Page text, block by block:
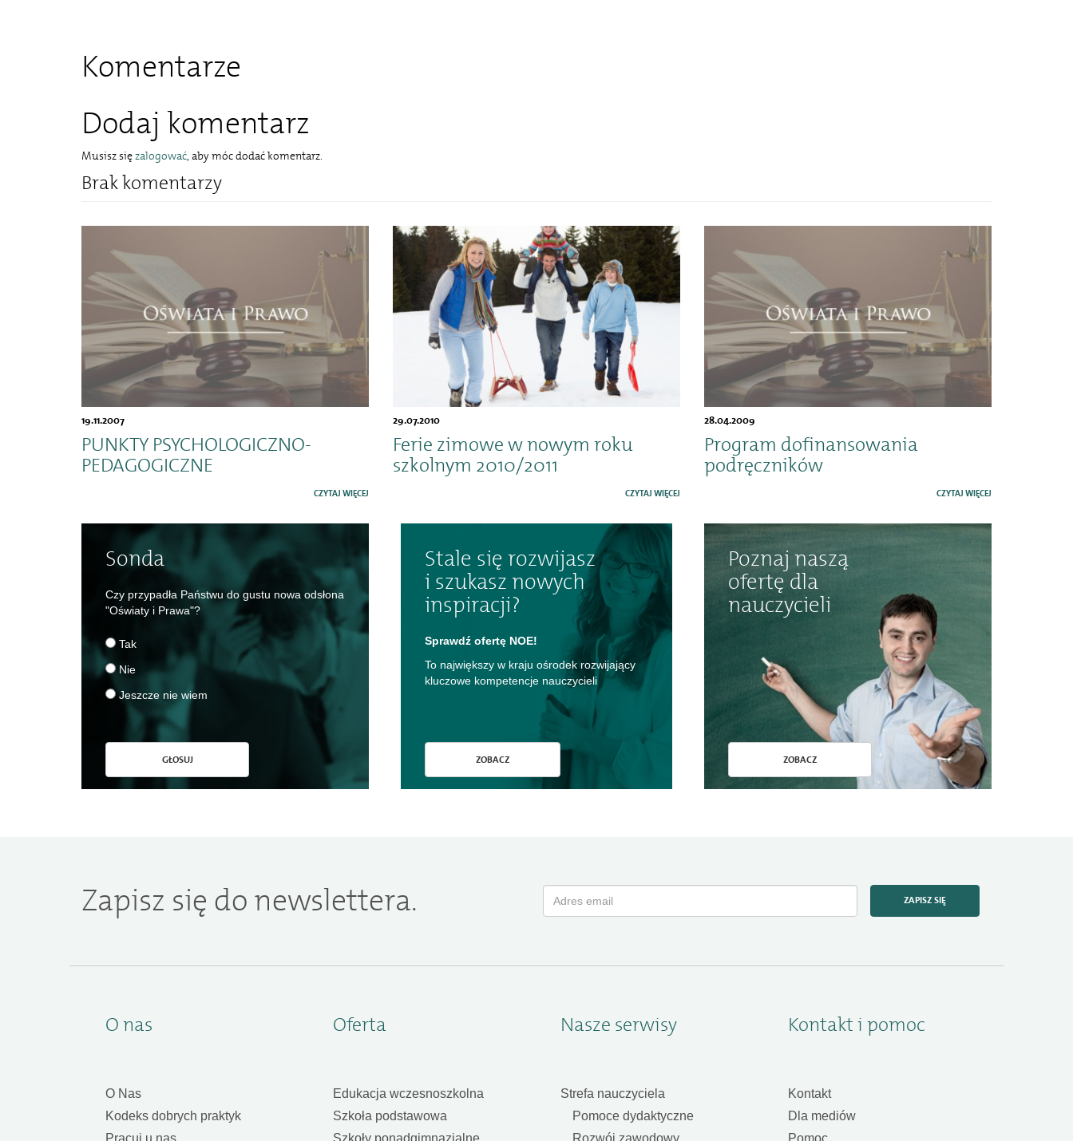
Komentarze
Dodaj komentarz
Musisz sięzalogować, aby móc dodać komentarz.
Brak komentarzy
19.11.2007
PUNKTY PSYCHOLOGICZNO-
PEDAGOGICZNE
CZYTAJ WIĘCEJ
29.07.2010
Ferie zimowe w nowym roku
szkolnym 2010/2011
CZYTAJ WIĘCEJ
28.04.2009
Program dofinansowania
podręczników
CZYTAJ WIĘCEJ
Sonda
Czy przypadła Państwu do gustu nowa odsłona
"Oświaty i Prawa"?
Tak
Nie
Jeszcze nie wiem
GŁOSUJ
Stale się rozwijasz
i szukasz nowych
inspiracji?
Sprawdź ofertę NOE!
To największy w kraju ośrodek rozwijający
kluczowe kompetencje nauczycieli
ZOBACZ
Poznaj naszą
ofertę dla
nauczycieli
ZOBACZ
Zapisz się do newslettera. ZAPISZ SIĘ
O nas
O Nas
Kodeks dobrych praktyk
Pracuj u nas
Oferta
Edukacja wczesnoszkolna
Szkoła podstawowa
Szkoły ponadgimnazjalne
Nasze serwisy
Strefa nauczyciela
Pomoce dydaktyczne
Rozwój zawodowy
Kontakt i pomoc
Kontakt
Dla mediów
Pomoc